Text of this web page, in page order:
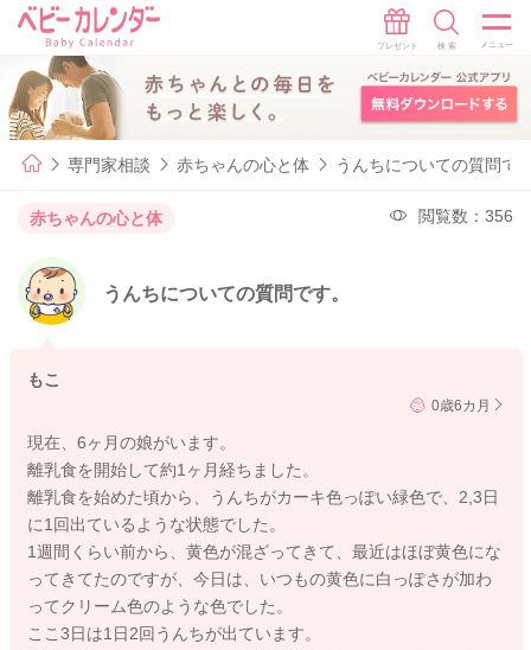
専門家相談 赤ちゃんの心と体 うんちについての質問で
赤ちゃんの心と体 閲覧数：356
うんちについての質問です。
もこ
0歳6カ月
現在、6ヶ月の娘がいます。
離乳食を開始して約1ヶ月経ちました。
離乳食を始めた頃から、うんちがカーキ色っぽい緑色で、2,3日
に1回出ているような状態でした。
1週間くらい前から、黄色が混ざってきて、最近はほぼ黄色にな
ってきてたのですが、今日は、いつもの黄色に白っぽさが加わ
ってクリーム色のような色でした。
ここ3日は1日2回うんちが出ています。